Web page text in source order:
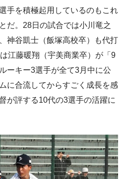
手を積極起用しているのもこれ
だ。28日の試合では小川竜之
神谷凱士（飯塚高校卒）も代打
江藤暖翔（宇美商業卒）が「9
ーキー3選手が全て3月中に公
に合流してからすごく成長を感
が評する10代の3選手の活躍に